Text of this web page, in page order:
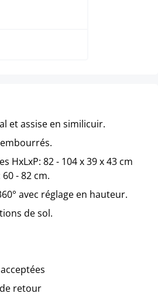
et assise en similicuir.
HxLxP: 82 - 104 x 39 x 43 cm
- 82 cm.
avec réglage en hauteur.
de sol.
retour